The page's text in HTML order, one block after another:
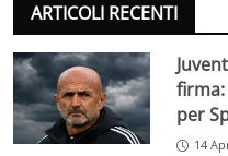
ARTICOLI RECENTI
per
14